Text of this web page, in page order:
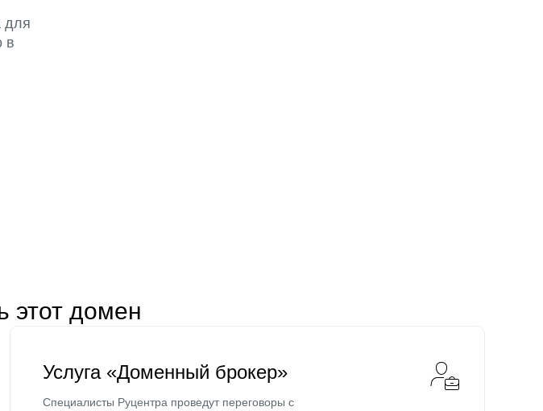
для
в
этот домен
Услуга «Доменный брокер»
Специалисты Руцентра проведут переговоры с